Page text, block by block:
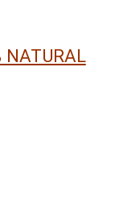
NATURAL